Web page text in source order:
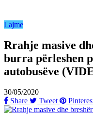
Lajme
Rrahje masive
burra përleshen
autobusëve
30/05/2020
Share
Tweet